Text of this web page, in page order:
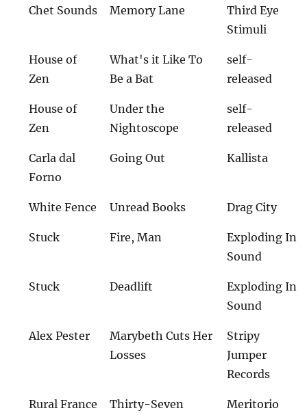
Chet Sounds Memory Lane
Third Eye
Stimuli
House of
Zen
What's it Like To
Be a Bat
self-
released
House of
Zen
Under the
Nightoscope
self-
released
Carla dal
Forno
Going Out Kallista
White Fence Unread Books Drag City
Stuck Fire, Man
Exploding In
Sound
Stuck Deadlift
Exploding In
Sound
Alex Pester
Marybeth Cuts Her
Losses
Stripy
Jumper
Records
Rural France
Thirty-Seven
Meritorio